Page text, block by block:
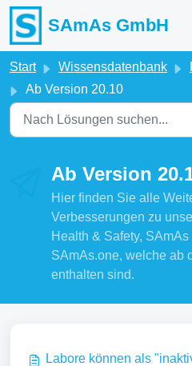
Zum hauptsächlichen Inhalt
SAmAs GmbH
Start Wissensdatenbank
Ab Version 20.10
Ab Version
Hier finden Sie alle
Verbesserungen zu
Health & Safety,
SAmAs.one, welche ab
enthalten sind.
Labore können als